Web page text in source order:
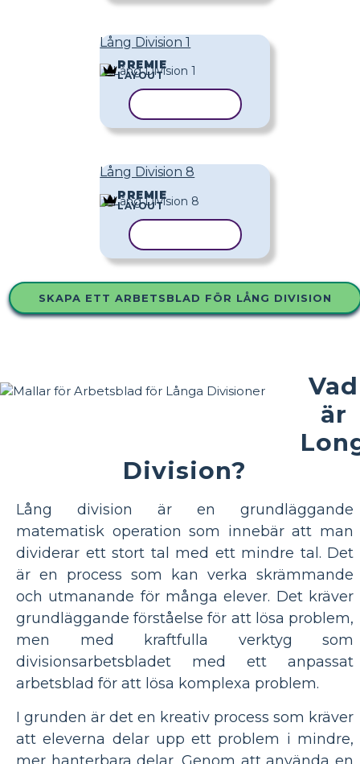
Lång Division 1
PREMIE
LAYOUT
Lång Division 8
PREMIE
LAYOUT
SKAPA ETT ARBETSBLAD FÖR LÅNG DIVISION
Vad
är
Division?
Lång division är en grundläggande
matematisk operation som innebär att man
dividerar ett stort tal med ett mindre tal. Det
är en process som kan verka skrämmande
och utmanande för många elever. Det kräver
grundläggande förståelse för att lösa problem,
men med kraftfulla verktyg som
divisionsarbetsbladet med ett anpassat
arbetsblad för att lösa komplexa problem.
I grunden är det en kreativ process som kräver
att eleverna delar upp ett problem i mindre,